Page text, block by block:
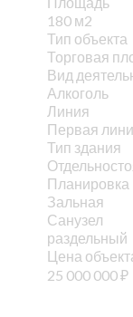
180 м2
Тип объекта
Торговая
Вид
Алкоголь
Линия
Первая
Тип здания
Планировка
Зальная
Санузел
раздельный
Цена
25 000 000₽